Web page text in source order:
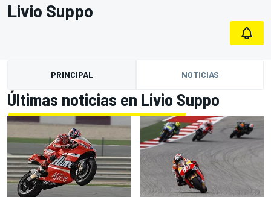
Livio Suppo
PRINCIPAL NOTICIAS
Últimas noticias en Livio Suppo